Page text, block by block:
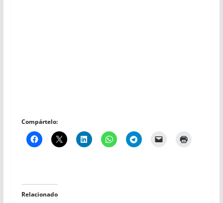
Compártelo:
Relacionado